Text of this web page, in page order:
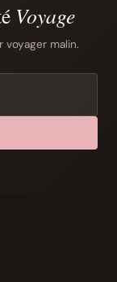
Voyage
voyager malin.